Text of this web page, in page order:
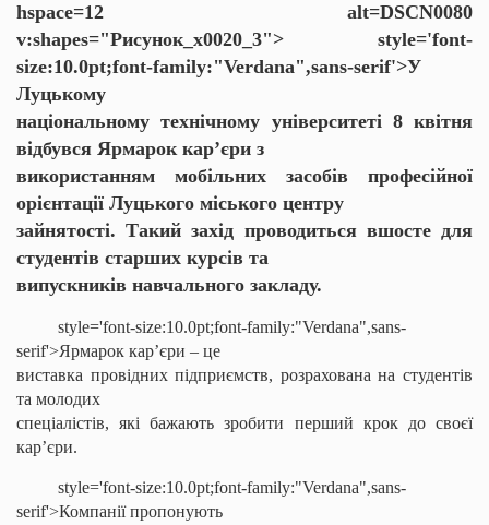
hspace=12 alt=DSCN0080
v:shapes="Рисунок_x0020_3"> style='font-
size:10.0pt;font-family:"Verdana",sans-serif'>У
Луцькому
національному технічному університеті 8 квітня
відбувся Ярмарок кар’єри з
використанням мобільних засобів професійної
орієнтації Луцького міського центру
зайнятості. Такий захід проводиться вшосте для
студентів старших курсів та
випускників навчального закладу.
style='font-size:10.0pt;font-family:"Verdana",sans-
serif'>Ярмарок кар’єри – це
виставка провідних підприємств, розрахована на студентів
та молодих
спеціалістів, які бажають зробити перший крок до своєї
кар’єри.
style='font-size:10.0pt;font-family:"Verdana",sans-
serif'>Компанії пропонують